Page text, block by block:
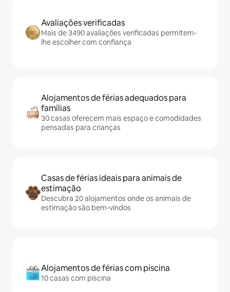
Avaliações verificadas
Mais de 3490 avaliações verificadas permitem-
lhe escolher com confiança
Alojamentos de férias adequados para
famílias
30 casas oferecem mais espaço e comodidades
pensadas para crianças
Casas de férias ideais para animais de
estimação
Descubra 20 alojamentos onde os animais de
estimação são bem-vindos
Alojamentos de férias com piscina
10 casas com piscina